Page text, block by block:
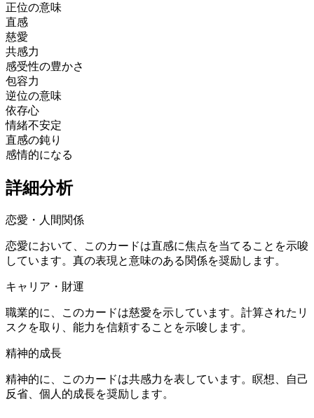
正位の意味
直感
慈愛
共感力
感受性の豊かさ
包容力
逆位の意味
依存心
情緒不安定
直感の鈍り
感情的になる
詳細分析
恋愛・人間関係
恋愛において、このカードは直感に焦点を当てることを示唆
しています。真の表現と意味のある関係を奨励します。
キャリア・財運
職業的に、このカードは慈愛を示しています。計算されたリ
スクを取り、能力を信頼することを示唆します。
精神的成長
精神的に、このカードは共感力を表しています。瞑想、自己
反省、個人的成長を奨励します。